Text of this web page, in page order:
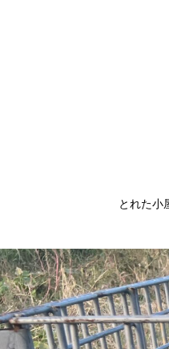
とれた小